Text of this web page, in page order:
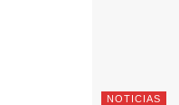
NOTICIAS